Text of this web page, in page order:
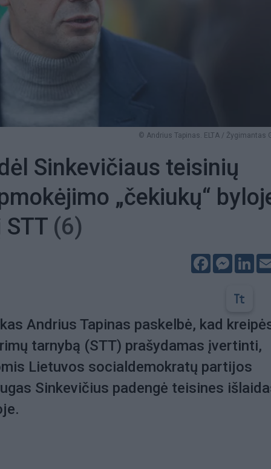
© Andrius Tapinas. ELTA / Žygimantas
Sinkevičiaus teisinių
„čekiukų“
STT (6)
Facebook
Andrius Tapinas paskelbė, kad
tarnybą (STT) prašydamas įvertinti,
Lietuvos socialdemokratų partijos
Sinkevičius padengė teisines